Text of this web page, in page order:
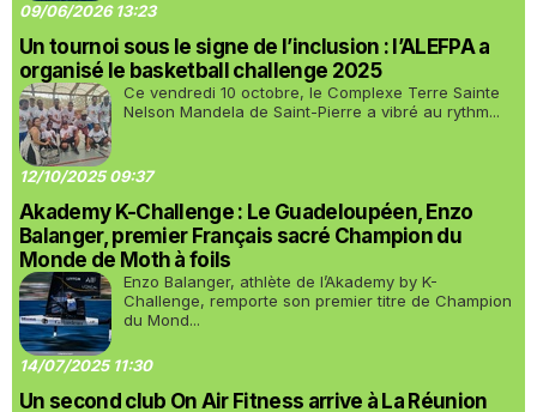
09/06/2026 13:23
Un tournoi sous le signe de l’inclusion : l’ALEFPA a
organisé le basketball challenge 2025
Ce vendredi 10 octobre, le Complexe Terre Sainte
Nelson Mandela de Saint-Pierre a vibré au rythm...
12/10/2025 09:37
Akademy K-Challenge : Le Guadeloupéen, Enzo
Balanger, premier Français sacré Champion du
Monde de Moth à foils
Enzo Balanger, athlète de l’Akademy by K-
Challenge, remporte son premier titre de Champion
du Mond...
14/07/2025 11:30
Un second club On Air Fitness arrive à La Réunion